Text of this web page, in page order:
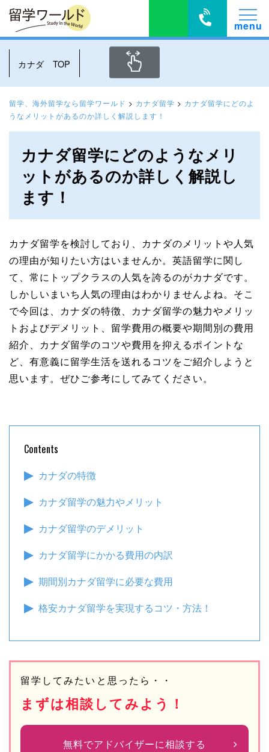
カナダ TOP
留学、海外留学なら留学ワールド > カナダ留学 > カナダ留学にどのよ
うなメリットがあるのか詳しく解説します！
カナダ留学にどのようなメリ
ットがあるのか詳しく解説し
ます！
カナダ留学を検討しており、カナダのメリットや人気
の理由が知りたい方はいませんか。英語留学に関し
て、常にトップクラスの人気を誇るのがカナダです。
しかしいまいち人気の理由はわかりませんよね。そこ
で今回は、カナダの特徴、カナダ留学の魅力やメリッ
トおよびデメリット、留学費用の概要や期間別の費用
紹介、カナダ留学のコツや費用を抑えるポイントな
ど、有意義に留学生活を送れるコツをご紹介しようと
思います。ぜひご参考にしてみてください。
Contents
カナダの特徴
カナダ留学の魅力やメリット
カナダ留学のデメリット
カナダ留学にかかる費用の内訳
期間別カナダ留学に必要な費用
格安カナダ留学を実現するコツ・方法！
留学してみたいと思ったら・・
まずは相談してみよう！
無料でアドバイザーに相談する